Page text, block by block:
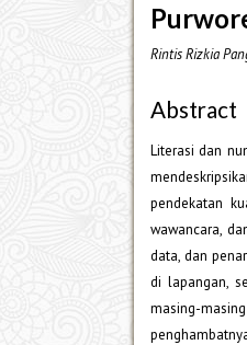
Rintis Rizkia
Abstract
Literasi dan
pendekatan
wawancara,
data, dan
di lapangan,
masing-